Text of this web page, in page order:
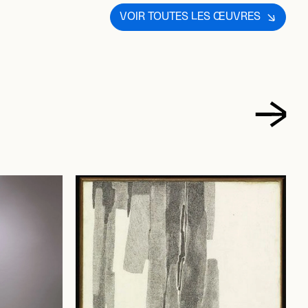
VOIR TOUTES LES ŒUVRES